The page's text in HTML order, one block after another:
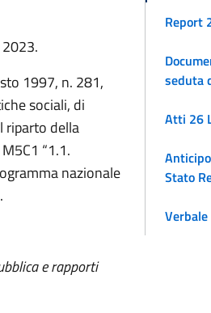
1997, n. 281,
sociali, di
riparto della
“1.1.
nazionale
e rapporti
Report
seduta
Atti 26
Stato